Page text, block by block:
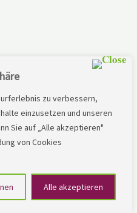
zu verbessern,
einzusetzen und unseren
Sie auf „Alle akzeptieren"
von Cookies
Alle akzeptieren